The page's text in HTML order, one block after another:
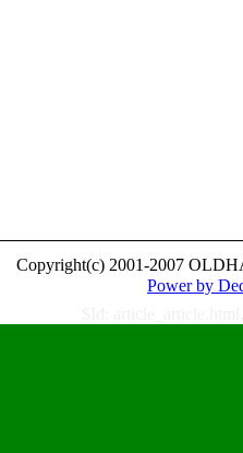
Copyright(c) 2001-2007
Power by